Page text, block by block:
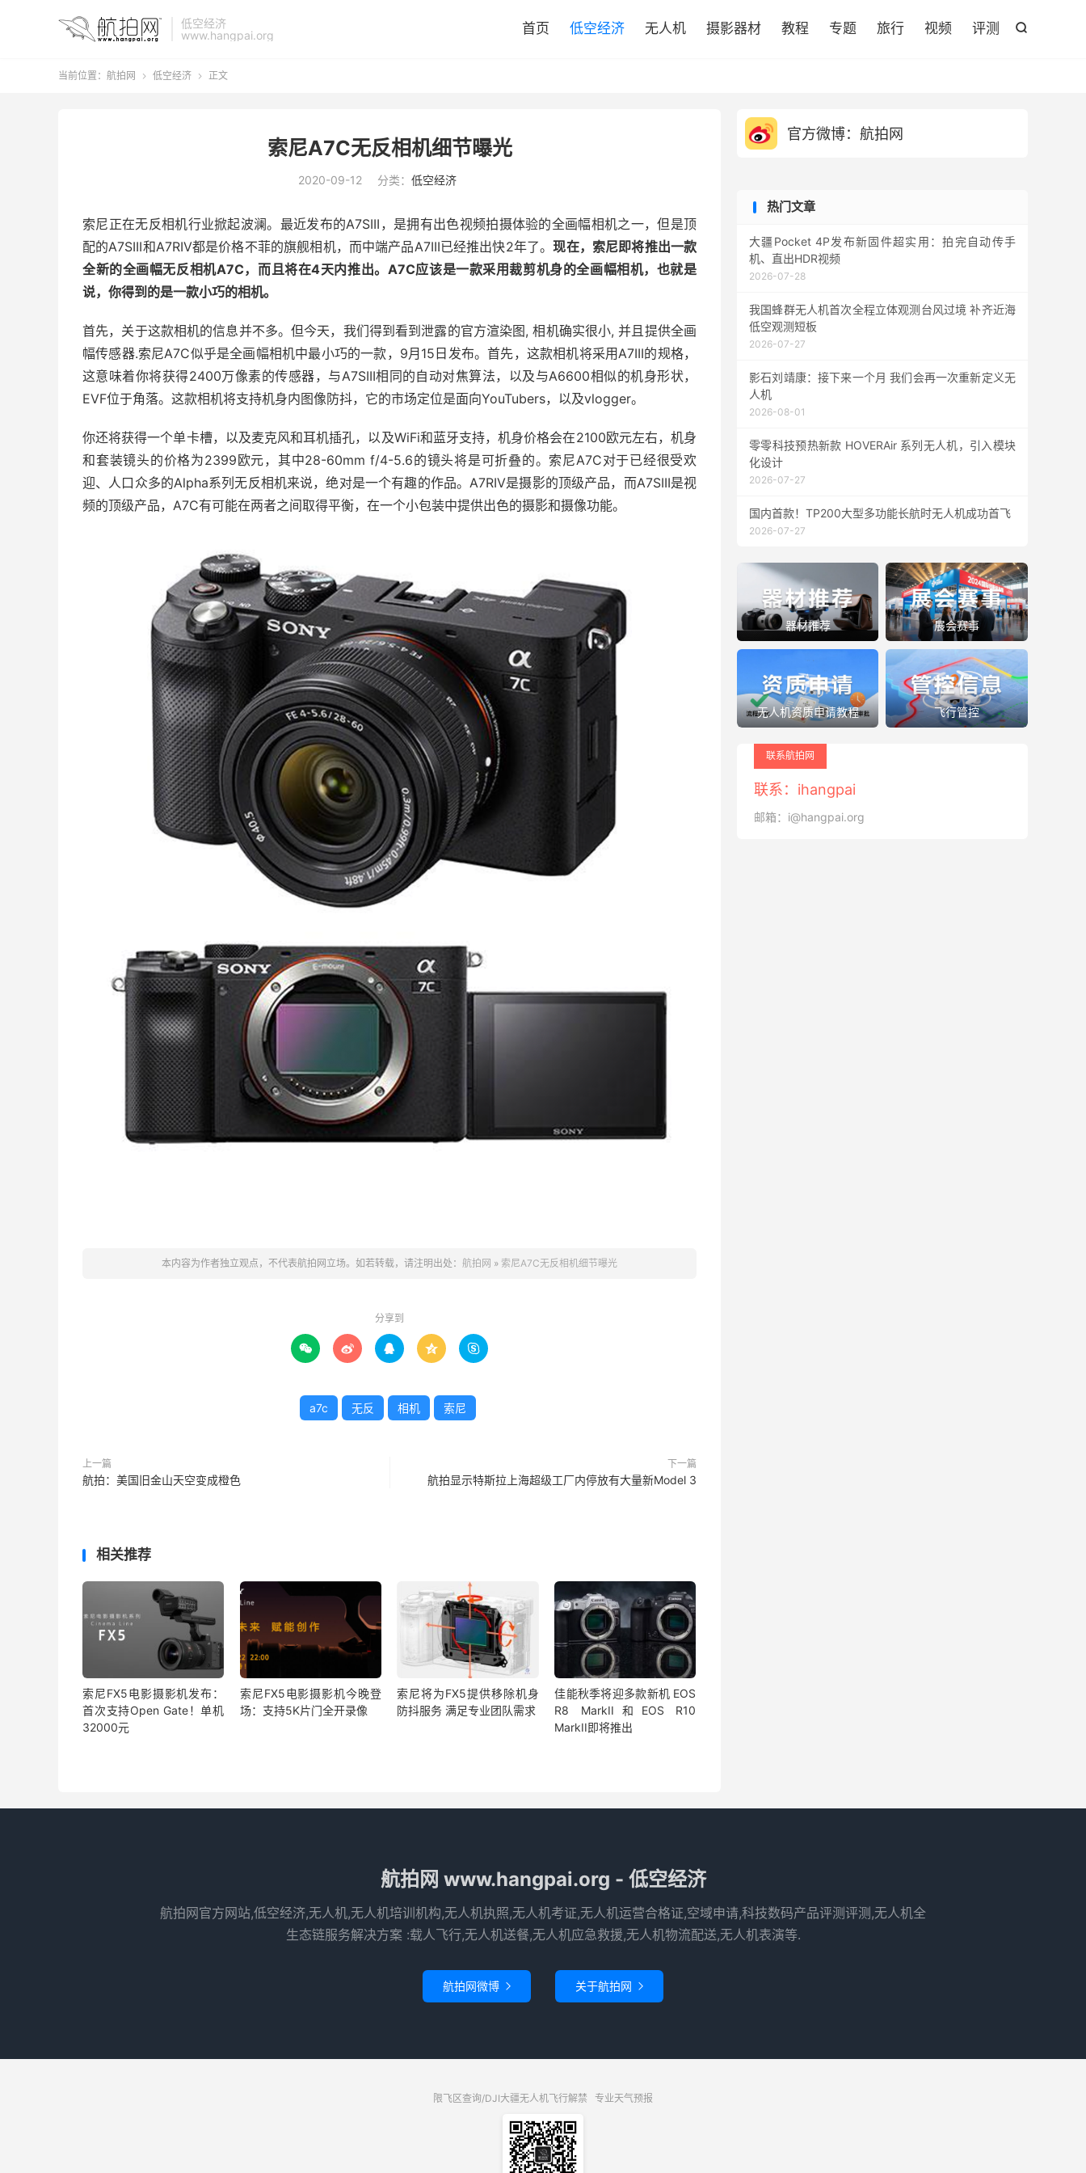
低空经济
www.hangpai.org

首页 低空经济 无人机 摄影器材 教程 专题 旅行 视频 评测
当前位置： 航拍网  低空经济  正文
索尼A7C无反相机细节曝光
2020-09-12 分类： 低空经济
索尼正在无反相机行业掀起波澜。最近发布的A7SIII，是拥有出色视频拍摄体验的全画幅相机之一，但是顶
配的A7SIII和A7RIV都是价格不菲的旗舰相机，而中端产品A7III已经推出快2年了。现在，索尼即将推出一款
全新的全画幅无反相机A7C，而且将在4天内推出。A7C应该是一款采用裁剪机身的全画幅相机，也就是
说，你得到的是一款小巧的相机。
首先，关于这款相机的信息并不多。但今天，我们得到看到泄露的官方渲染图, 相机确实很小, 并且提供全画
幅传感器.索尼A7C似乎是全画幅相机中最小巧的一款，9月15日发布。首先，这款相机将采用A7III的规格，
这意味着你将获得2400万像素的传感器，与A7SIII相同的自动对焦算法，以及与A6600相似的机身形状，
EVF位于角落。这款相机将支持机身内图像防抖，它的市场定位是面向YouTubers，以及vlogger。
你还将获得一个单卡槽，以及麦克风和耳机插孔，以及WiFi和蓝牙支持，机身价格会在2100欧元左右，机身
和套装镜头的价格为2399欧元，其中28-60mm f/4-5.6的镜头将是可折叠的。索尼A7C对于已经很受欢
迎、人口众多的Alpha系列无反相机来说，绝对是一个有趣的作品。A7RIV是摄影的顶级产品，而A7SIII是视
频的顶级产品，A7C有可能在两者之间取得平衡，在一个小包装中提供出色的摄影和摄像功能。
本内容为作者独立观点，不代表航拍网立场。如若转载，请注明出处： 航拍网 » 索尼A7C无反相机细节曝光
分享到
    
a7c 无反 相机 索尼
上一篇
航拍：美国旧金山天空变成橙色
下一篇
航拍显示特斯拉上海超级工厂内停放有大量新Model 3
相关推荐
索尼FX5电影摄影机发布：
首次支持Open Gate！单机
32000元
索尼FX5电影摄影机今晚登
场：支持5K片门全开录像
索尼将为FX5提供移除机身
防抖服务 满足专业团队需求
佳能秋季将迎多款新机 EOS
R8 MarkII和EOS R10
MarkII即将推出
官方微博：航拍网
热门文章
大疆Pocket 4P发布新固件超实用：拍完自动传手
机、直出HDR视频
2026-07-28
我国蜂群无人机首次全程立体观测台风过境 补齐近海
低空观测短板
2026-07-27
影石刘靖康：接下来一个月 我们会再一次重新定义无
人机
2026-08-01
零零科技预热新款 HOVERAir 系列无人机，引入模块
化设计
2026-07-27
国内首款！TP200大型多功能长航时无人机成功首飞
2026-07-27
器材推荐 展会赛事
无人机资质申请教程 飞行管控
联系航拍网
联系：ihangpai
邮箱：i@hangpai.org
航拍网 www.hangpai.org - 低空经济
航拍网官方网站,低空经济,无人机,无人机培训机构,无人机执照,无人机考证,无人机运营合格证,空域申请,科技数码产品评测评测,无人机全
生态链服务解决方案 :载人飞行,无人机送餐,无人机应急救援,无人机物流配送,无人机表演等.
航拍网微博  关于航拍网 
限飞区查询/DJI大疆无人机飞行解禁 专业天气预报